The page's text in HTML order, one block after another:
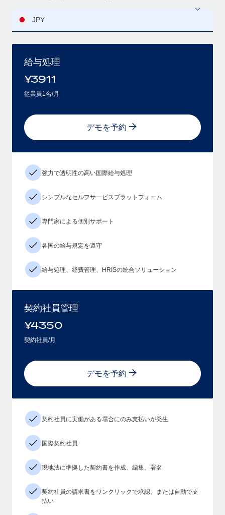
JPY
給与処理
¥3911
従業員1名/月
デモを予約
強力で透明性の高い国際給与処理
シンプルなセルフサービスプラットフォーム
専門家による個別サポート
各国の給与規定を遵守
給与処理、経費管理、HRISの統合ソリューション
契約社員管理
¥4350
契約社員/月
デモを予約
契約社員に実働がある場合にのみ支払いが発生
国際契約社員
現地法に準拠した契約書を作成、編集、署名
契約社員の請求書をワンクリックで承認、または自動で支
払い